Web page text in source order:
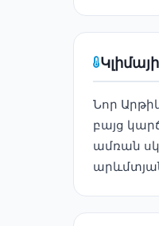
Նոր
բայց
ամռան